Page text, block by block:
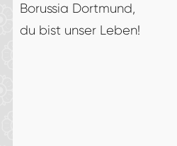
Borussia Dortmund,
du bist unser Leben!